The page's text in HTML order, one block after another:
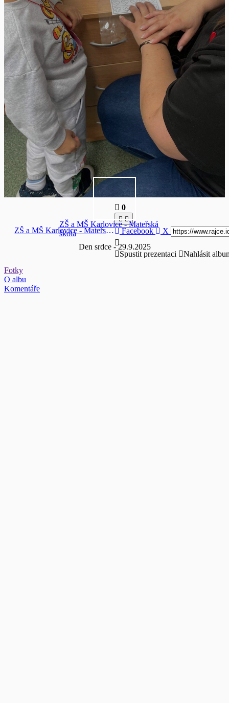
ZŠ a MŠ Karlovice - Mateřská
škola
Den srdce - 29.9.2025
ZŠ a MŠ Karlovice - Mateřská škola
0
Facebook X
Spustit prezentaci
Nahlásit
Fotky
O albu
Komentáře